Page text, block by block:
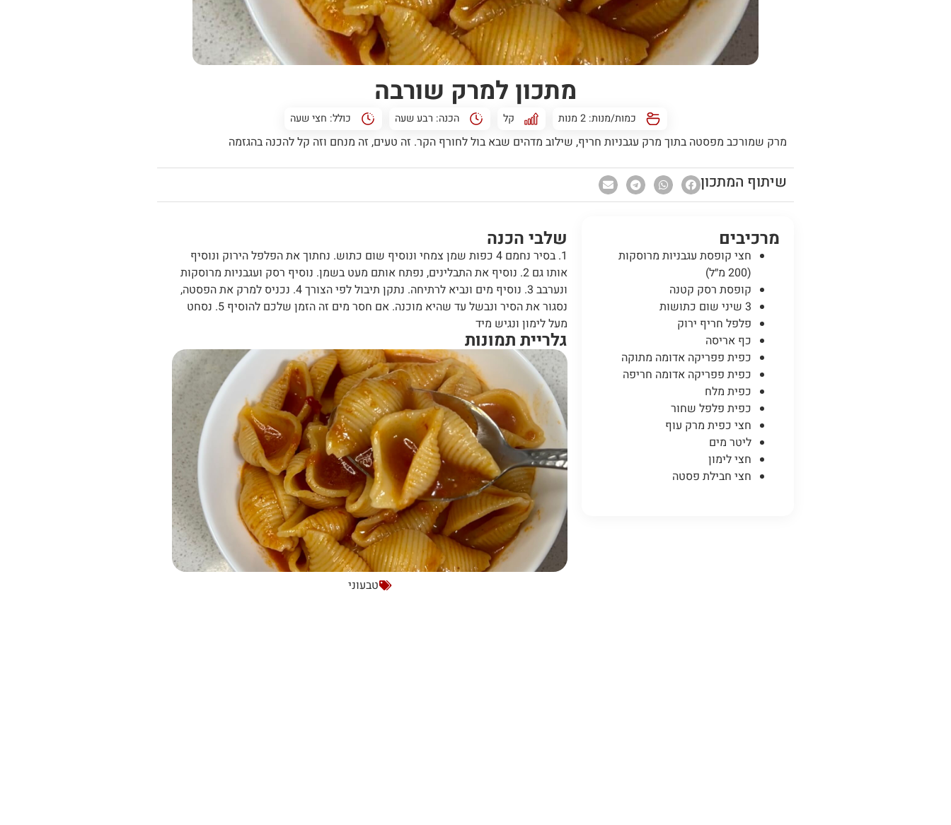
מתכון למרק שורבה
כמות/מנות: 2 מנות קל הכנה: רבע שעה כולל: חצי שעה
מרק שמורכב מפסטה בתוך מרק עגבניות חריף, שילוב מדהים שבא בול לחורף הקר. זה טעים, זה מנחם וזה קל להכנה בהגזמה
שיתוף המתכון
מרכיבים
חצי קופסת עגבניות מרוסקות
(200 מ״ל)
קופסת רסק קטנה
3 שיני שום כתושות
פלפל חריף ירוק
כף אריסה
כפית פפריקה אדומה מתוקה
כפית פפריקה אדומה חריפה
כפית מלח
כפית פלפל שחור
חצי כפית מרק עוף
ליטר מים
חצי לימון
חצי חבילת פסטה
שלבי הכנה
1. בסיר נחמם 4 כפות שמן צמחי ונוסיף שום כתוש. נחתוך את הפלפל הירוק ונוסיף
אותו גם 2. נוסיף את התבלינים, נפתח אותם מעט בשמן. נוסיף רסק ועגבניות מרוסקות
ונערבב 3. נוסיף מים ונביא לרתיחה. נתקן תיבול לפי הצורך 4. נכניס למרק את הפסטה,
נסגור את הסיר ונבשל עד שהיא מוכנה. אם חסר מים זה הזמן שלכם להוסיף 5. נסחט
מעל לימון ונגיש מיד
גלריית תמונות
טבעוני